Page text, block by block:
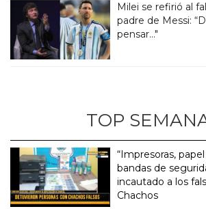
Milei se refirió al
padre de Messi:
pensar..."
TOP
“Impresoras,
bandas de
incautado a los
Chachos